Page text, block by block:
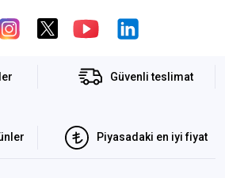
Güvenli teslimat
Piyasadaki en iyi fiyat